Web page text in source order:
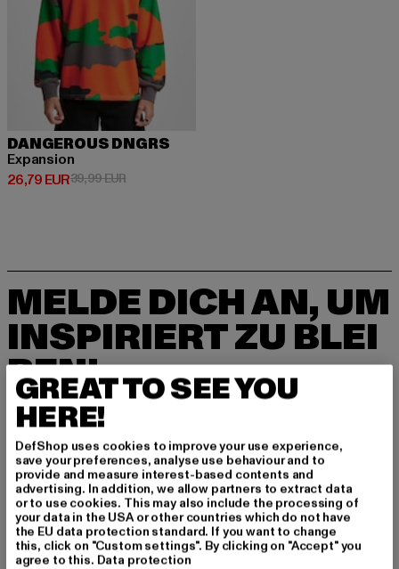
DANGEROUS DNGRS
Expansion
26,79 EUR
Derzeitiger Preis: 26,79 EUR
39,99 EURAktionspreis: 39,99 EUR
MELDE DICH AN, UM
INSPIRIERT ZU BLEI
BEN!
Melde dich hier für unseren Newsletter an und
erhalte künftig Informationen über aktuelle Tre
nds, Angebote und Gutscheine von DefShop p
er E-Mail!
An welchen Produkten bist du interessiert?
MÄNNER
GREAT TO SEE YOU
HERE!
DefShop uses cookies to improve your use experience,
save your preferences, analyse use behaviour and to
provide and measure interest-based contents and
advertising. In addition, we allow partners to extract data
or to use cookies. This may also include the processing of
your data in the USA or other countries which do not have
the EU data protection standard. If you want to change
this, click on "Custom settings". By clicking on "Accept" you
agree to this. Data protection